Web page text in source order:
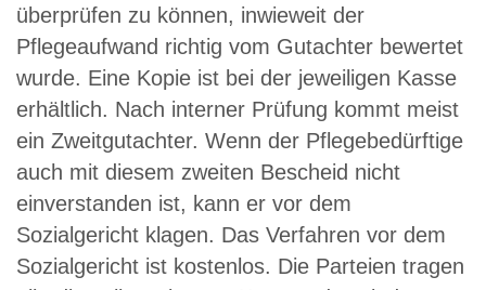
überprüfen zu können, inwieweit der
Pflegeaufwand richtig vom Gutachter bewertet
wurde. Eine Kopie ist bei der jeweiligen Kasse
erhältlich. Nach interner Prüfung kommt meist
ein Zweitgutachter. Wenn der Pflegebedürftige
auch mit diesem zweiten Bescheid nicht
einverstanden ist, kann er vor dem
Sozialgericht klagen. Das Verfahren vor dem
Sozialgericht ist kostenlos. Die Parteien tragen